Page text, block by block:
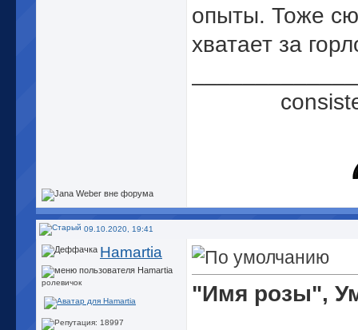
опыты. Тоже
хватает за
09.10.2020, 19:41
Hamartia
ролевичок "Имя розы",